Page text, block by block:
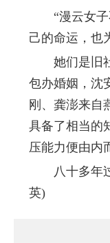
“漫云女子不
己的命运，也
她们是旧社
包办婚姻，沈
刚、龚澎来自
具备了相当的
压能力便由内
八十多年过
英)